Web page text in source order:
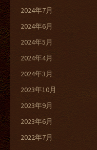
2024年7月
2024年6月
2024年5月
2024年4月
2024年3月
2023年10月
2023年9月
2023年6月
2022年7月